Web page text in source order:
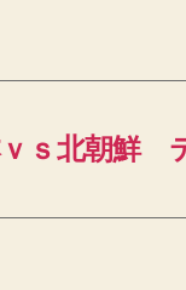
ｓ北朝鮮